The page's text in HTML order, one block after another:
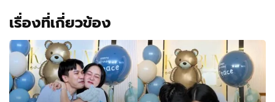
เรื่องที่เกี่ยวข้อง